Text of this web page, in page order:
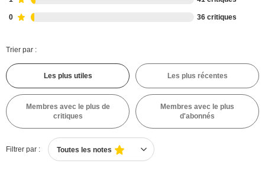
0 36 critiques
Trier par :
Les plus utiles Les plus récentes
Membres avec le plus de
critiques
Membres avec le plus
d'abonnés
Filtrer par : Toutes les notes